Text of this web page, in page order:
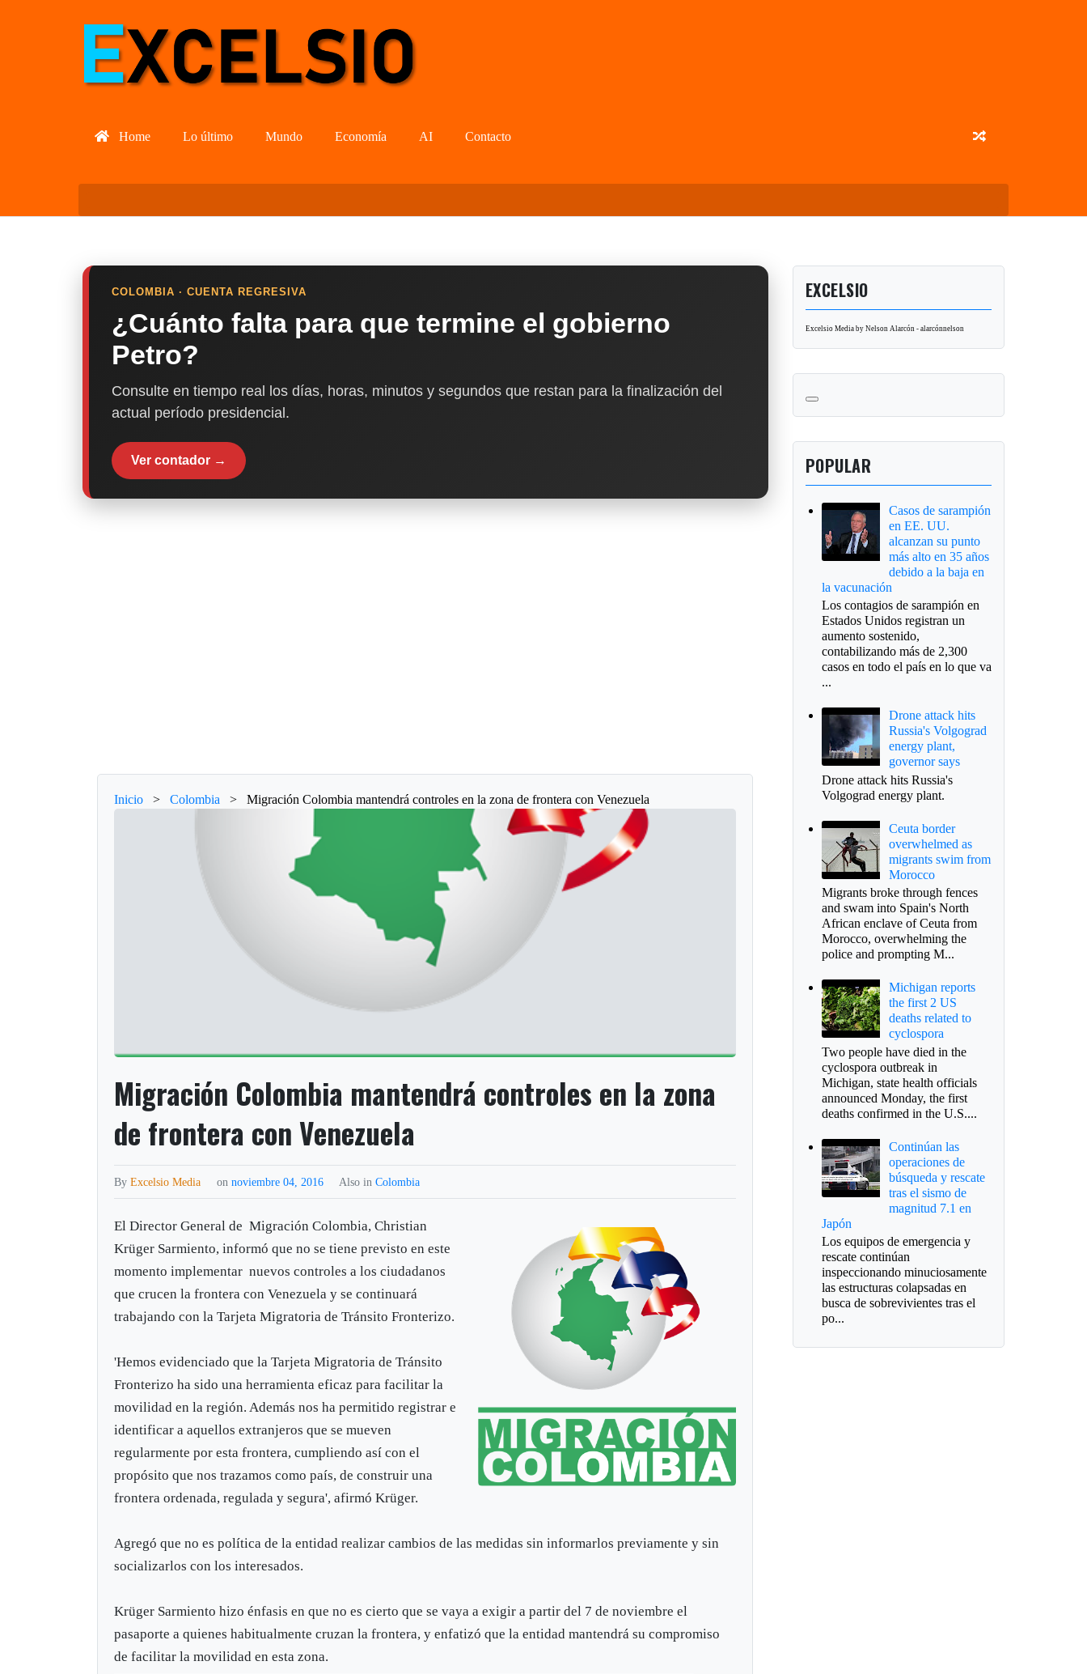
Home Lo último Mundo Economía AI Contacto
COLOMBIA · CUENTA REGRESIVA
¿Cuánto falta para que termine el gobierno
Petro?
Consulte en tiempo real los días, horas, minutos y segundos que restan para la finalización del
actual período presidencial.
Ver contador →
Inicio > Colombia > Migración Colombia mantendrá controles en la zona de frontera con Venezuela
Migración Colombia mantendrá controles en la zona
de frontera con Venezuela
ByExcelsio Media onnoviembre 04, 2016 Also inColombia
El Director General de Migración Colombia, Christian
Krüger Sarmiento, informó que no se tiene previsto en este
momento implementar nuevos controles a los ciudadanos
que crucen la frontera con Venezuela y se continuará
trabajando con la Tarjeta Migratoria de Tránsito Fronterizo.
'Hemos evidenciado que la Tarjeta Migratoria de Tránsito
Fronterizo ha sido una herramienta eficaz para facilitar la
movilidad en la región. Además nos ha permitido registrar e
identificar a aquellos extranjeros que se mueven
regularmente por esta frontera, cumpliendo así con el
propósito que nos trazamos como país, de construir una
frontera ordenada, regulada y segura', afirmó Krüger.
Agregó que no es política de la entidad realizar cambios de las medidas sin informarlos previamente y sin
socializarlos con los interesados.
Krüger Sarmiento hizo énfasis en que no es cierto que se vaya a exigir a partir del 7 de noviembre el
pasaporte a quienes habitualmente cruzan la frontera, y enfatizó que la entidad mantendrá su compromiso
de facilitar la movilidad en esta zona.
EXCELSIO
Excelsio Media by Nelson Alarcón - alarcónnelson
POPULAR
Casos de sarampión
en EE. UU.
alcanzan su punto
más alto en 35 años
debido a la baja en
la vacunación
Los contagios de sarampión en
Estados Unidos registran un
aumento sostenido,
contabilizando más de 2,300
casos en todo el país en lo que va
...
Drone attack hits
Russia's Volgograd
energy plant,
governor says
Drone attack hits Russia's
Volgograd energy plant.
Ceuta border
overwhelmed as
migrants swim from
Morocco
Migrants broke through fences
and swam into Spain's North
African enclave of Ceuta from
Morocco, overwhelming the
police and prompting M...
Michigan reports
the first 2 US
deaths related to
cyclospora
Two people have died in the
cyclospora outbreak in
Michigan, state health officials
announced Monday, the first
deaths confirmed in the U.S....
Continúan las
operaciones de
búsqueda y rescate
tras el sismo de
magnitud 7.1 en
Japón
Los equipos de emergencia y
rescate continúan
inspeccionando minuciosamente
las estructuras colapsadas en
busca de sobrevivientes tras el
po...